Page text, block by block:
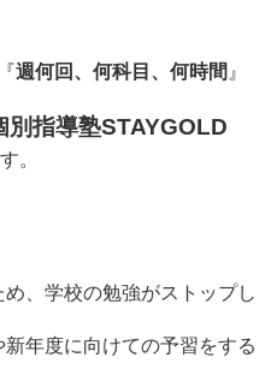
『週何回、何科目、何時間 』
別指導塾STAYGOLD
。
、学校の勉強がストップし
年度に向けての予習をする